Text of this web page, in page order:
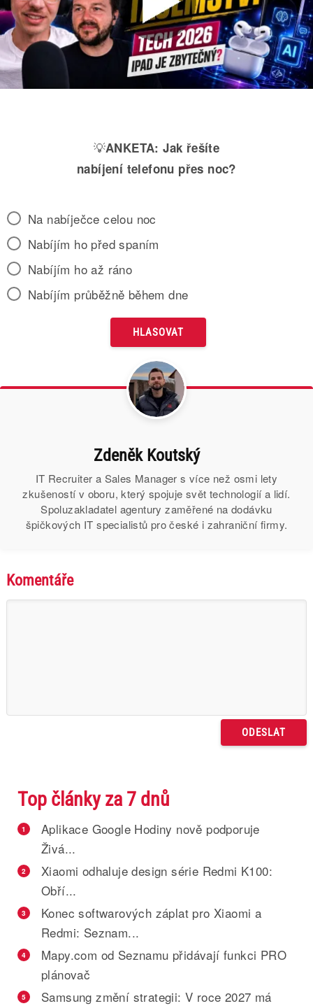
💡ANKETA: Jak řešíte
nabíjení telefonu přes noc?
Na nabíječce celou noc
Nabíjím ho před spaním
Nabíjím ho až ráno
Nabíjím průběžně během dne
Zdeněk Koutský
IT Recruiter a Sales Manager s více než osmi lety
zkušeností v oboru, který spojuje svět technologií a lidí.
Spoluzakladatel agentury zaměřené na dodávku
špičkových IT specialistů pro české i zahraniční firmy.
Komentáře
Top články za 7 dnů
1
Aplikace Google Hodiny nově podporuje
Živá...
2
Xiaomi odhaluje design série Redmi K100:
Obří...
3
Konec softwarových záplat pro Xiaomi a
Redmi: Seznam...
4
Mapy.com od Seznamu přidávají funkci PRO
plánovač
5
Samsung změní strategii: V roce 2027 má